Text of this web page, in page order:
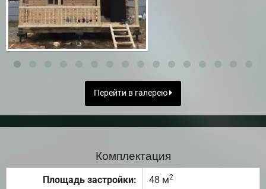
Перейти в галерею
Комплектация
Площадь застройки: 48 м2